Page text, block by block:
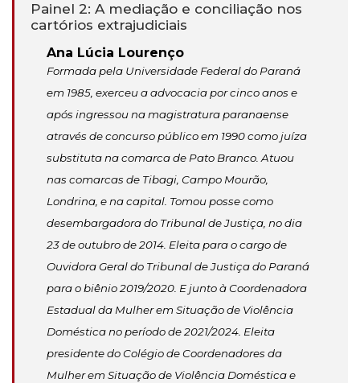
Painel 2: A mediação e conciliação nos
cartórios extrajudiciais
Ana Lúcia Lourenço
Formada pela Universidade Federal do Paraná
em 1985, exerceu a advocacia por cinco anos e
após ingressou na magistratura paranaense
através de concurso público em 1990 como juíza
substituta na comarca de Pato Branco. Atuou
nas comarcas de Tibagi, Campo Mourão,
Londrina, e na capital. Tomou posse como
desembargadora do Tribunal de Justiça, no dia
23 de outubro de 2014. Eleita para o cargo de
Ouvidora Geral do Tribunal de Justiça do Paraná
para o biênio 2019/2020. E junto à Coordenadora
Estadual da Mulher em Situação de Violência
Doméstica no período de 2021/2024. Eleita
presidente do Colégio de Coordenadores da
Mulher em Situação de Violência Doméstica e